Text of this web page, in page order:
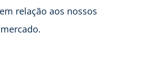
relação aos nossos